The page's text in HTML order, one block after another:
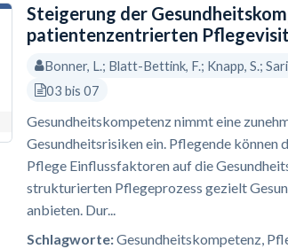
Steigerung der
patientenzentrierten
Bonner, L.; Blatt-Bettink, F.; Knapp, S.;
03 bis 07
Gesundheitskompetenz nimmt eine
Gesundheitsrisiken ein. Pflegende
Pflege Einflussfaktoren auf die
strukturierten Pflegeprozess gezielt
anbieten. Dur...
Schlagworte:Gesundheitskompetenz,